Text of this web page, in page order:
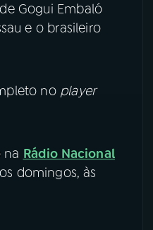
Gogui Embaló
e o brasileiro
no player
na Rádio Nacional
domingos, às